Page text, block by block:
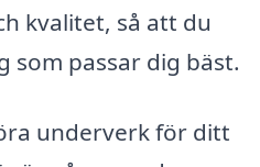
kvalitet, så att du
som passar dig bäst.
underverk för ditt